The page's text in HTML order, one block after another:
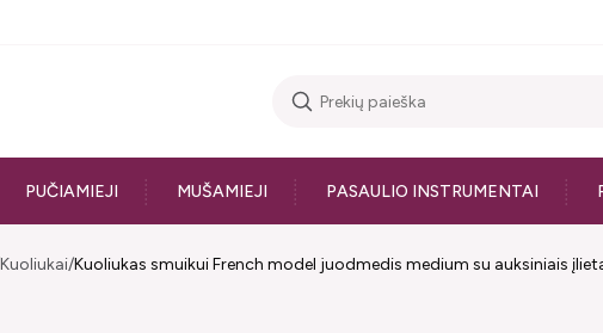
PUČIAMIEJI MUŠAMIEJI PASAULIO INSTRUMENTAI
Kuoliukai Kuoliukas smuikui French model juodmedis medium su auksiniais